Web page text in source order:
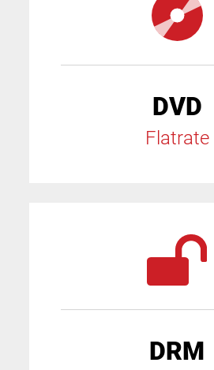
DVD
Flatrate
DRM